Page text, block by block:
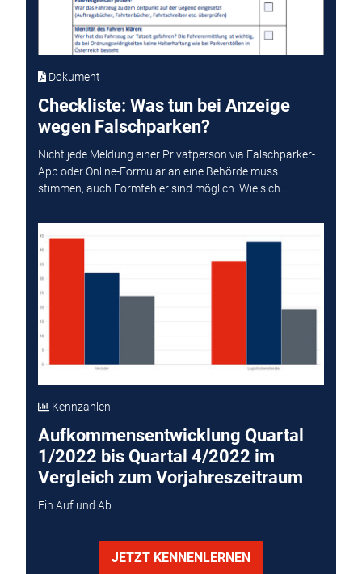
Dokument
Checkliste: Was tun bei Anzeige
wegen Falschparken?
Nicht jede Meldung einer Privatperson via Falschparker-
App oder Online-Formular an eine Behörde muss
stimmen, auch Formfehler sind möglich. Wie sich...
Kennzahlen
Aufkommensentwicklung Quartal
1/2022 bis Quartal 4/2022 im
Vergleich zum Vorjahreszeitraum
Ein Auf und Ab
JETZT KENNENLERNEN